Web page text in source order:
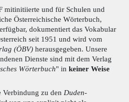
mitinitiierte und für Schulen und
Österreichische Wörterbuch,
dokumentiert das Vokabular
seit 1951 und wird vom
(ÖBV) herausgegeben. Unsere
Dienste sind mit dem Verlag
Wörterbuch" in keiner Weise
Verbindung zu den Duden-